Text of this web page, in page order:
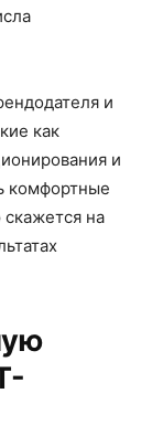
и
как
и
комфортные
на